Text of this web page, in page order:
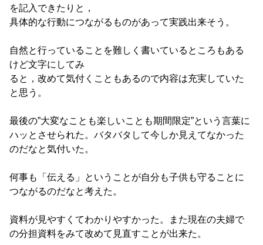
を記入できたりと，
具体的な行動につながるものがあって実践出来そう。
自然と行っていることを難しく書いているところもある
けど文字に してみ
ると，改めて気付くこともあるので内容は充実していた
と思う。
最後の”大変なことも楽しいことも期間限定”という言葉に
ハッとさせられた。バタバタして今しか見えてなかった
のだなと気付いた。
何事も「伝える」 ということが自分も子供も守ることに
つながるのだなと考えた。
資料が見やすくてわかりやすかった。
また現在の夫婦で
の分担資料をみて改めて見直すことが出来た。